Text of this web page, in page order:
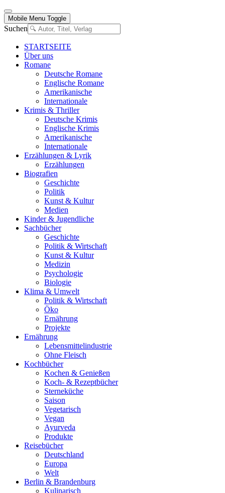
Mobile Menu Toggle
Suchen
STARTSEITE
Über uns
Romane
Deutsche Romane
Englische Romane
Amerikanische
Internationale
Krimis & Thriller
Deutsche Krimis
Englische Krimis
Amerikanische
Internationale
Erzählungen & Lyrik
Erzählungen
Biografien
Geschichte
Politik
Kunst & Kultur
Medien
Kinder & Jugendliche
Sachbücher
Geschichte
Politik & Wirtschaft
Kunst & Kultur
Medizin
Psychologie
Biologie
Klima & Umwelt
Politik & Wirtschaft
Öko
Ernährung
Projekte
Ernährung
Lebensmittelindustrie
Ohne Fleisch
Kochbücher
Kochen & Genießen
Koch- & Rezeptbücher
Sterneküche
Saison
Vegetarisch
Vegan
Ayurveda
Produkte
Reisebücher
Deutschland
Europa
Welt
Berlin & Brandenburg
Kulinarisch